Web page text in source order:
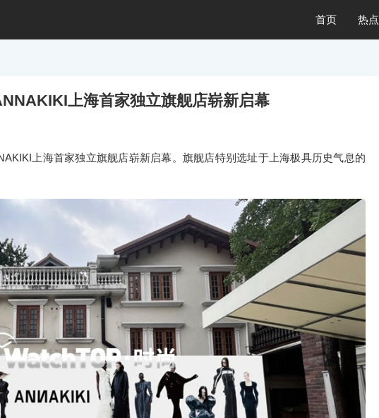
首页 热点
上海首家独立旗舰店崭新启幕
上海首家独立旗舰店崭新启幕。旗舰店特别选址于上海极具历史气息的